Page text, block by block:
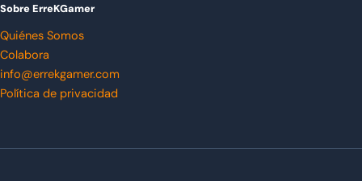
Sobre ErreKGamer
Quiénes Somos
Colabora
info@errekgamer.com
Política de privacidad